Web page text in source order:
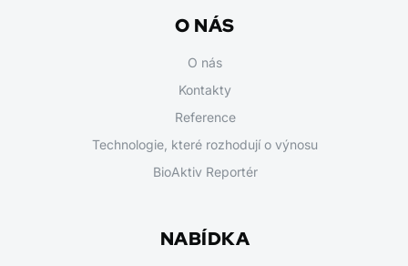
O NÁS
O nás
Kontakty
Reference
Technologie, které rozhodují o výnosu
BioAktiv Reportér
NABÍDKA